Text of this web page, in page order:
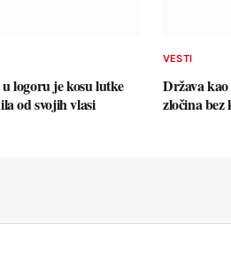
logoru je kosu lutke
od svojih vlasi
VESTI
Država
zločina bez